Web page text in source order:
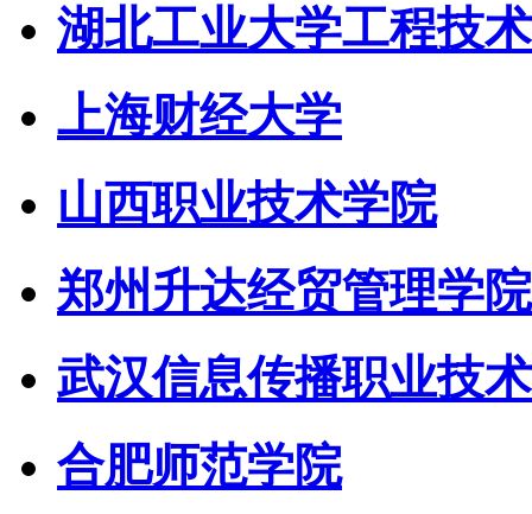
湖北工业大学工程技
上海财经大学
山西职业技术学院
郑州升达经贸管理学院
武汉信息传播职业技
合肥师范学院